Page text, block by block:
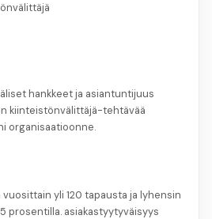
hankkeet ja asiantuntijuus
kiinteistönvälittäjä-tehtävää
organisaatioonne.
yli 120 tapausta ja lyhensin
prosentilla. asiakastyytyväisyys